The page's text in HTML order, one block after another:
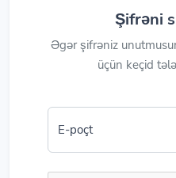
Şifrəni
Əgər şifrəniz
üçün keçid
E-poçt